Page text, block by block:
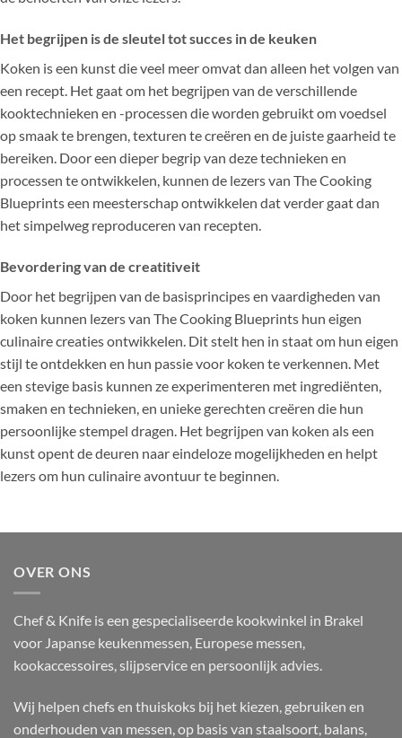
Het begrijpen is de sleutel tot succes in de keuken
Koken is een kunst die veel meer omvat dan alleen het volgen van
een recept. Het gaat om het begrijpen van de verschillende
kooktechnieken en -processen die worden gebruikt om voedsel
op smaak te brengen, texturen te creëren en de juiste gaarheid te
bereiken. Door een dieper begrip van deze technieken en
processen te ontwikkelen, kunnen de lezers van The Cooking
Blueprints een meesterschap ontwikkelen dat verder gaat dan
het simpelweg reproduceren van recepten.
Bevordering van de creatitiveit
Door het begrijpen van de basisprincipes en vaardigheden van
koken kunnen lezers van The Cooking Blueprints hun eigen
culinaire creaties ontwikkelen. Dit stelt hen in staat om hun eigen
stijl te ontdekken en hun passie voor koken te verkennen. Met
een stevige basis kunnen ze experimenteren met ingrediënten,
smaken en technieken, en unieke gerechten creëren die hun
persoonlijke stempel dragen. Het begrijpen van koken als een
kunst opent de deuren naar eindeloze mogelijkheden en helpt
lezers om hun culinaire avontuur te beginnen.
OVER ONS
Chef & Knife is een gespecialiseerde kookwinkel in Brakel
voor Japanse keukenmessen, Europese messen,
kookaccessoires, slijpservice en persoonlijk advies.
Wij helpen chefs en thuiskoks bij het kiezen, gebruiken en
onderhouden van messen, op basis van staalsoort, balans,